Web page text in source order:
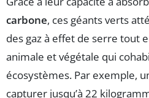
carbone, ces géants verts
des gaz à effet de serre tout
animale et végétale qui
écosystèmes. Par exemple,
capturer jusqu’à 22